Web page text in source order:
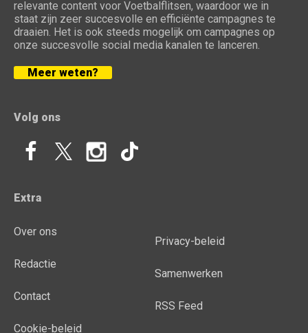
relevante content voor Voetbalflitsen, waardoor we in
staat zijn zeer succesvolle en efficiënte campagnes te
draaien. Het is ook steeds mogelijk om campagnes op
onze succesvolle social media kanalen te lanceren.
Meer weten?
Volg ons
Extra
Over ons
Redactie
Contact
Cookie-beleid
Privacy-beleid
Samenwerken
RSS Feed